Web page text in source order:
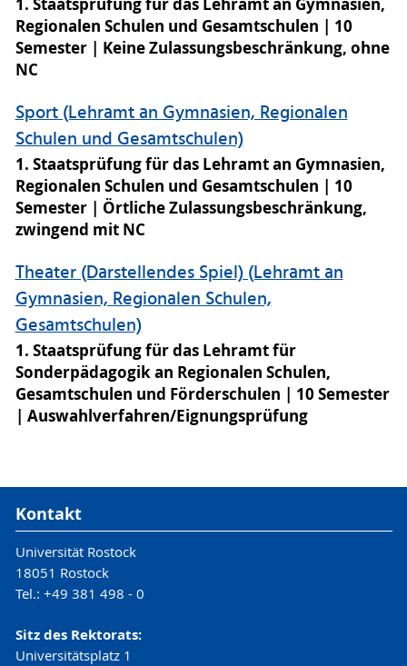
1. Staatsprüfung für das Lehramt an Gymnasien,
Regionalen Schulen und Gesamtschulen
10
Semester
Keine Zulassungsbeschränkung, ohne
NC
Sport (Lehramt an Gymnasien, Regionalen
Schulen und Gesamtschulen)
1. Staatsprüfung für das Lehramt an Gymnasien,
Regionalen Schulen und Gesamtschulen
10
Semester
Örtliche Zulassungsbeschränkung,
zwingend mit NC
Theater (Darstellendes Spiel) (Lehramt an
Gymnasien, Regionalen Schulen,
Gesamtschulen)
1. Staatsprüfung für das Lehramt für
Sonderpädagogik an Regionalen Schulen,
Gesamtschulen und Förderschulen
10 Semester
Auswahlverfahren/Eignungsprüfung
Kontakt
Universität Rostock
18051 Rostock
Tel.: +49 381 498 - 0
Sitz des Rektorats:
Universitätsplatz 1